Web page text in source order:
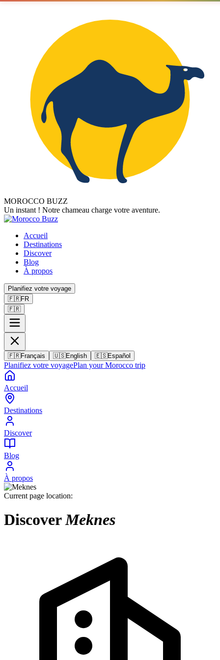
MOROCCO BUZZ
Un instant ! Notre chameau charge votre aventure.
Accueil
Destinations
Discover
Blog
À propos
Planifiez votre voyage
🇫🇷FR
🇫🇷
🇫🇷Français 🇺🇸English 🇪🇸Español
Planifiez votre voyagePlan your Morocco trip
Accueil
Destinations
Discover
Blog
À propos
Current page location:
DiscoverMeknes